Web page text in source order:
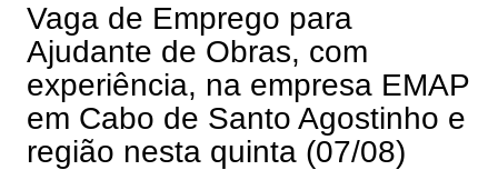
Vaga de Emprego para
Ajudante de Obras, com
experiência, na empresa EMAP
em Cabo de Santo Agostinho e
região nesta quinta (07/08)